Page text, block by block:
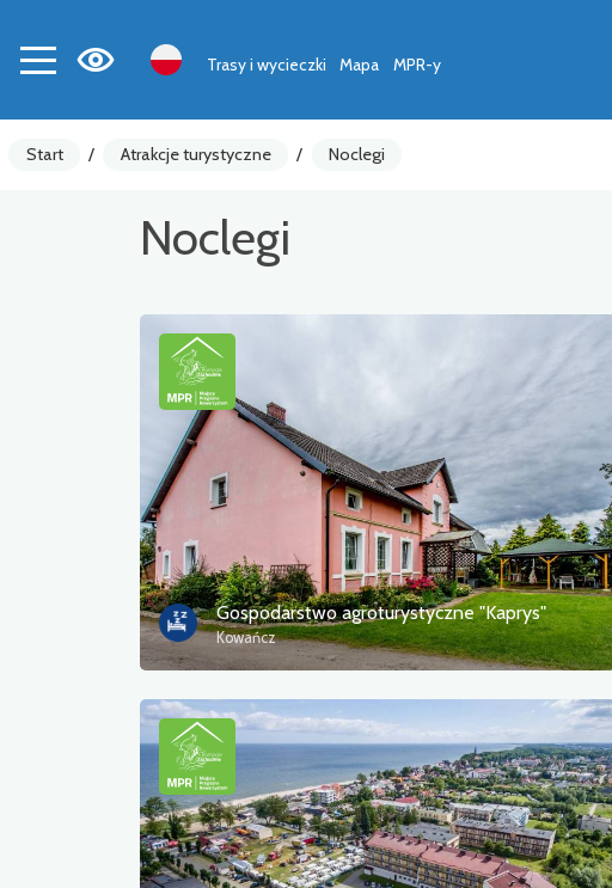
Trasy i wycieczki Mapa MPR-y
Start / Atrakcje turystyczne / Noclegi
Noclegi
Gospodarstwo agroturystyczne "Kaprys"
Kowańcz